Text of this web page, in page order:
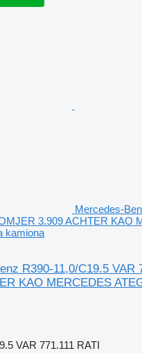
Mercedes-
3.909 ACHTER KAO
kamiona
R390-11,0/C19.5 VAR
KAO MERCEDES
VAR 771.111 RATI